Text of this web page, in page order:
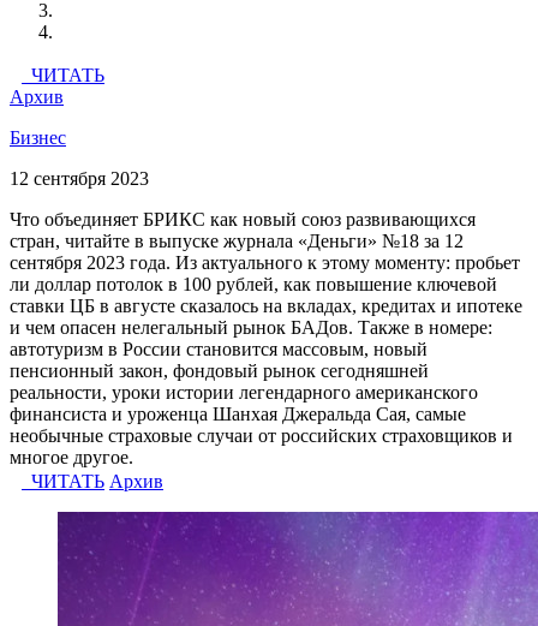
ЧИТАТЬ
Архив
Бизнес
12 сентября 2023
Что объединяет БРИКС как новый союз развивающихся
стран, читайте в выпуске журнала «Деньги» №18 за 12
сентября 2023 года. Из актуального к этому моменту: пробьет
ли доллар потолок в 100 рублей, как повышение ключевой
ставки ЦБ в августе сказалось на вкладах, кредитах и ипотеке
и чем опасен нелегальный рынок БАДов. Также в номере:
автотуризм в России становится массовым, новый
пенсионный закон, фондовый рынок сегодняшней
реальности, уроки истории легендарного американского
финансиста и уроженца Шанхая Джеральда Сая, самые
необычные страховые случаи от российских страховщиков и
многое другое.
ЧИТАТЬ Архив